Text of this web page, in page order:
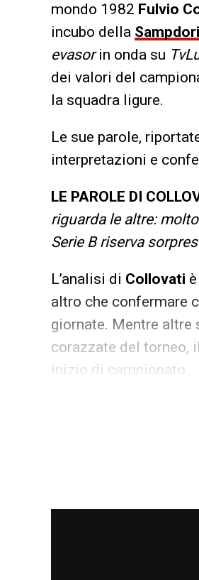
mondo 1982 Fulvio
incubo della
evasorin onda su
dei valori del
la squadra ligure.
Le sue parole,
interpretazioni e
LE PAROLE DI
riguarda le altre:
Serie B riserva
L’analisi di Collovati
altro che confermare
giornate. Mentre altre
corazzate del torneo,
inizio di campionato.
Le aspettative di una